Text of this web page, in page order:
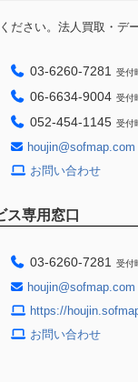
ださい。法人買取・デ
03-6260-7281 受付
06-6634-9004 受付
052-454-1145 受付
houjin@sofmap.com
お問い合わせ
ス専用窓口
03-6260-7281 受付
houjin@sofmap.com
https://
お問い合わせ